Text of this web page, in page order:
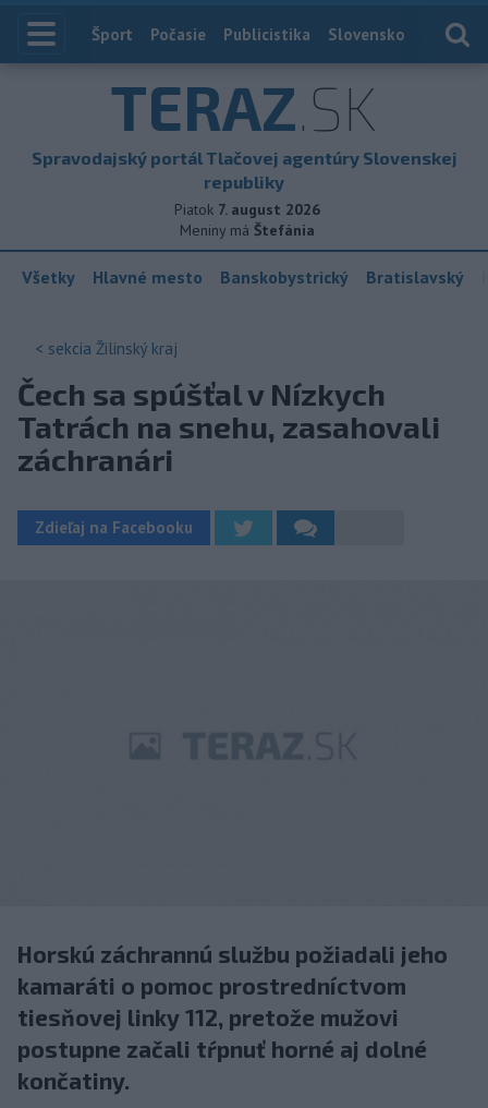
Index
Šport Počasie Publicistika Slovensko
TERAZ.SK
Spravodajský portál Tlačovej agentúry Slovenskej
republiky
Piatok 7. august 2026
Meniny má Štefánia
Všetky Hlavné mesto Banskobystrický Bratislavský
< sekcia Žilinský kraj
Čech sa spúšťal v Nízkych
Tatrách na snehu, zasahovali
záchranári
Zdieľaj na Facebooku
Horskú záchrannú službu požiadali jeho
kamaráti o pomoc prostredníctvom
tiesňovej linky 112, pretože mužovi
postupne začali tŕpnuť horné aj dolné
končatiny.